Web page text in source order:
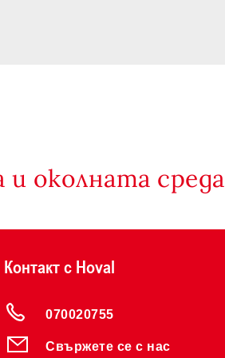
околната среда
Контакт с Hoval
070020755
Свържете се с нас